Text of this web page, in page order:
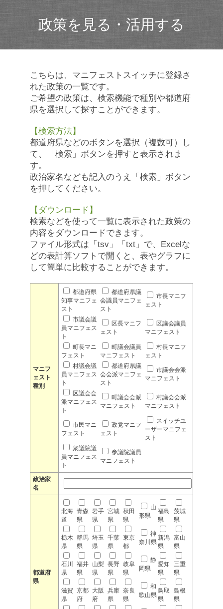
政策を見る・活用する
こちらは、マニフェストスイッチに登録さ
れた政策の一覧です。
ご希望の政策は、検索機能で種別や都道府
県を選択して探すことができます。
【検索方法】
都道府県などのボタンを選択（複数可）し
て、「検索」ボタンを押すと表示されま
す。
政治家名なども記入のうえ「検索」ボタン
を押してください。
【ダウンロード】
検索などを使って一覧に表示された政策の
内容をダウンロードできます。
ファイル形式は「tsv」「txt」で、Excelな
どの表計算ソフトで開くと、表やグラフに
して簡単に比較することができます。
マニフ
ェスト
種別
都道府県
知事マニフェ
スト
都道府県議
会議員マニフェ
スト
市長マニフ
ェスト
市議会議
員マニフェス
ト
区長マニフ
ェスト
区議会議員
マニフェスト
町長マニ
フェスト
町議会議員
マニフェスト
村長マニフ
ェスト
村議会議
員マニフェス
ト
都道府県議
会会派マニフェ
スト
市議会会派
マニフェスト
区議会会
派マニフェス
ト
町議会会派
マニフェスト
村議会会派
マニフェスト
市民マニ
フェスト
政党マニフ
ェスト
スイッチユ
ーザーマニフェ
スト
衆議院議
員マニフェス
ト
参議院議員
マニフェスト
政治家
名
都道府
県
北海
道
青森
県
岩手
県
宮城
県
秋田
県
山
形県
福島
県
茨城
県
栃木
県
群馬
県
埼玉
県
千葉
県
東京
都
神
奈川県
新潟
県
富山
県
石川
県
福井
県
山梨
県
長野
県
岐阜
県
静
岡県
愛知
県
三重
県
滋賀
県
京都
府
大阪
府
兵庫
県
奈良
県
和
歌山県
鳥取
県
島根
県